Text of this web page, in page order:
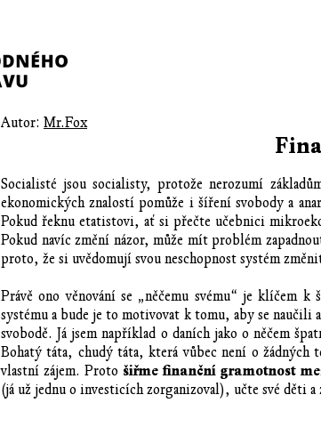
Autor: Mr.Fox
Socialisté jsou socialisty, protože nerozumí
ekonomických znalostí pomůže i šíření svobody a
Pokud řeknu etatistovi, ať si přečte učebnici
Pokud navíc změní názor, může mít problém
proto, že si uvědomují svou neschopnost systém
Právě ono věnování se „něčemu svému“ je klíčem
systému a bude je to motivovat k tomu, aby se naučili
svobodě. Já jsem například o daních jako o něčem
Bohatý táta, chudý táta, která vůbec není o
vlastní zájem. Proto šiřme finanční gramotnost
(já už jednu o investicích zorganizoval), učte své děti